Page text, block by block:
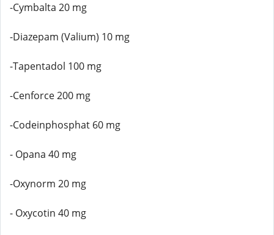
-Cymbalta 20 mg
-Diazepam (Valium) 10 mg
-Tapentadol 100 mg
-Cenforce 200 mg
-Codeinphosphat 60 mg
- Opana 40 mg
-Oxynorm 20 mg
- Oxycotin 40 mg